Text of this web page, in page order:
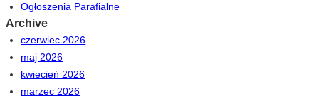
Ogłoszenia Parafialne
Archive
czerwiec 2026
maj 2026
kwiecień 2026
marzec 2026